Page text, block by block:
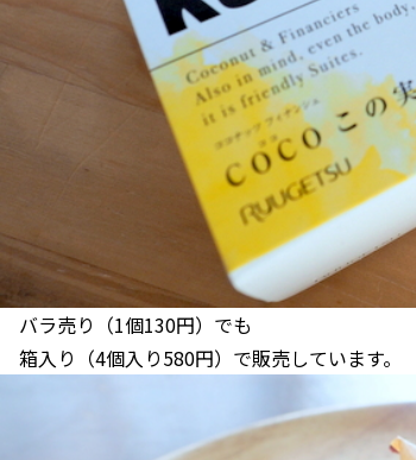
バラ売り（1個130円）でも
箱入り（4個入り580円）で販売しています。